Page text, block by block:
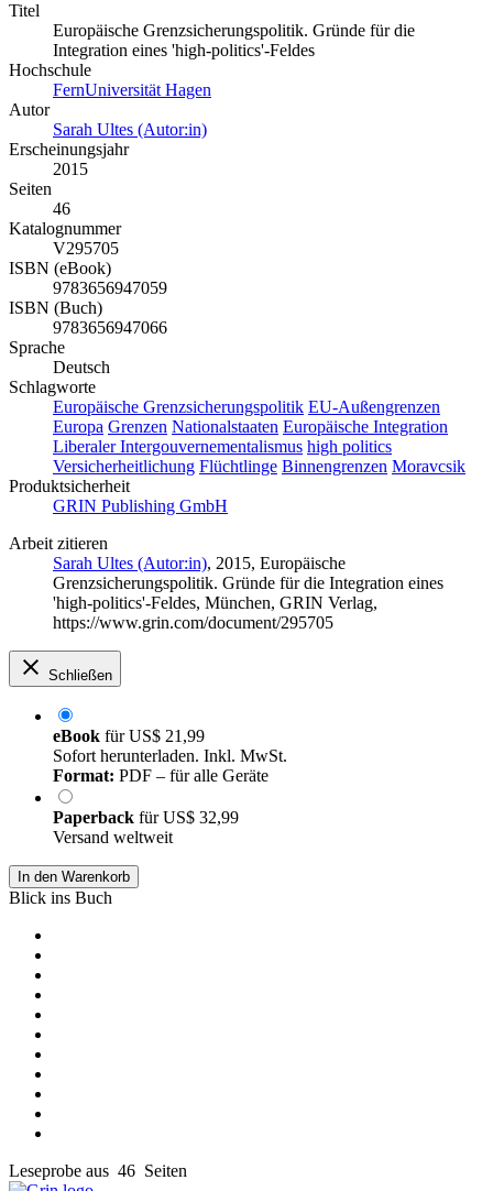
Titel
Europäische Grenzsicherungspolitik. Gründe für die
Integration eines 'high-politics'-Feldes
Hochschule
FernUniversität Hagen
Autor
Sarah Ultes (Autor:in)
Erscheinungsjahr
2015
Seiten
46
Katalognummer
V295705
ISBN (eBook)
9783656947059
ISBN (Buch)
9783656947066
Sprache
Deutsch
Schlagworte
Europäische Grenzsicherungspolitik EU-Außengrenzen
Europa Grenzen Nationalstaaten Europäische Integration
Liberaler Intergouvernementalismus high politics
Versicherheitlichung Flüchtlinge Binnengrenzen Moravcsik
Produktsicherheit
GRIN Publishing GmbH
Arbeit zitieren
Sarah Ultes (Autor:in), 2015, Europäische
Grenzsicherungspolitik. Gründe für die Integration eines
'high-politics'-Feldes, München, GRIN Verlag,
https://www.grin.com/document/295705
Schließen
eBook fürUS$ 21,99
Sofort herunterladen. Inkl. MwSt.
Format: PDF – für alle Geräte
Paperback fürUS$ 32,99
Versand weltweit
In den Warenkorb
Blick ins Buch
Leseprobe aus 46 Seiten